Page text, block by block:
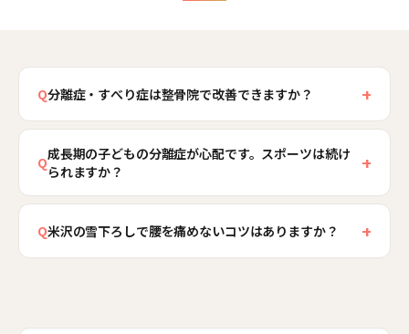
Q分離症・すべり症は整骨院で改善できますか？ +
骨のずれそのものを元に戻すことはできません
が、腰を支える体幹の力と骨盤の傾き、股関節の
柔軟性を整えることで、痛みや不安定感を減ら
し、活動的な生活を取り戻すことは十分に目指せ
ます。実際、腰の負担を減らす身体づくりで日常
Q成長期の子どもの分離症が心配です。スポーツは続け
られますか？
+
分離症は成長期の発見と対応が非常に重要です。
早期に見つかり適切に対応すれば、骨癒合が期待
できる場合もあり、その後のスポーツ継続につな
れる形を一緒に探します。ただし急性期は専門的
Q米沢の雪下ろしで腰を痛めないコツはありますか？ +